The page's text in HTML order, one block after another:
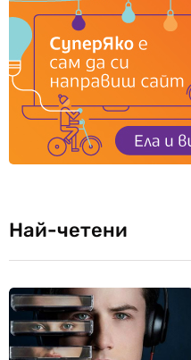
Най-четени